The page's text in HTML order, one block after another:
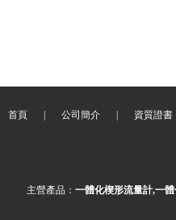
首頁 公司簡介 資質證書
主營產品：一體化楔形流量計,一